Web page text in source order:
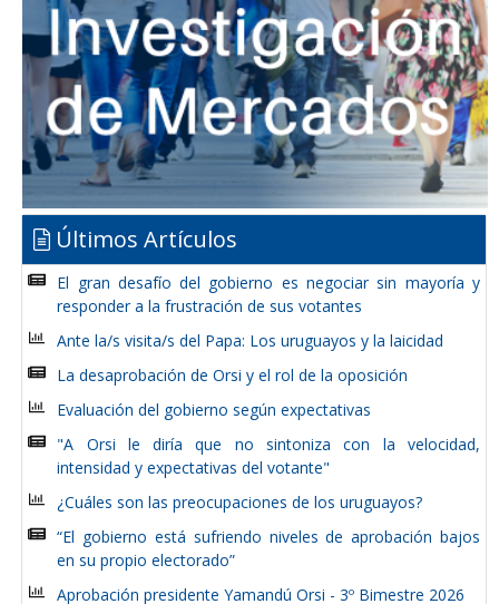
Últimos Artículos
El gran desafío del gobierno es negociar sin mayoría y
responder a la frustración de sus votantes
Ante la/s visita/s del Papa: Los uruguayos y la laicidad
La desaprobación de Orsi y el rol de la oposición
Evaluación del gobierno según expectativas
"A Orsi le diría que no sintoniza con la velocidad,
intensidad y expectativas del votante"
¿Cuáles son las preocupaciones de los uruguayos?
“El gobierno está sufriendo niveles de aprobación bajos
en su propio electorado”
Aprobación presidente Yamandú Orsi - 3º Bimestre 2026